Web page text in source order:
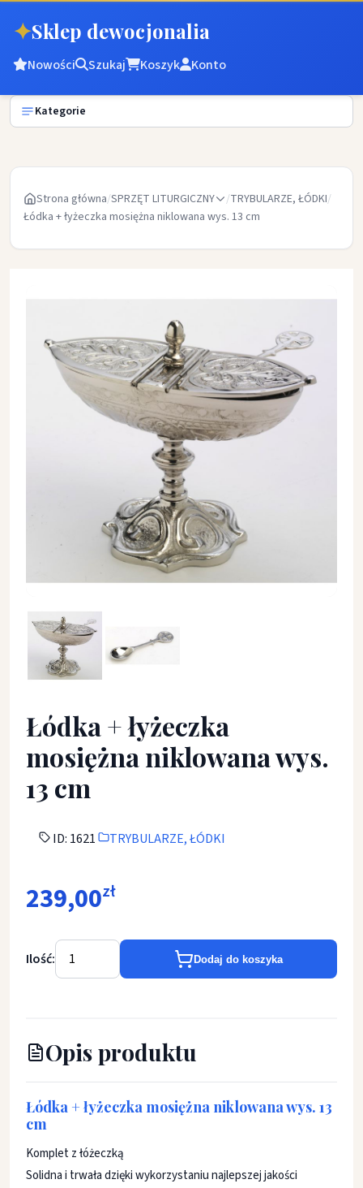
✦Sklep dewocjonalia
Nowości Szukaj Koszyk Konto
Kategorie
Strona główna/SPRZĘT LITURGICZNY /TRYBULARZE, ŁÓDKI/
Łódka + łyżeczka mosiężna niklowana wys. 13 cm
Łódka + łyżeczka
mosiężna niklowana wys.
13 cm
ID: 1621 TRYBULARZE, ŁÓDKI
239,00zł
Ilość: Dodaj do koszyka
Opis produktu
Łódka + łyżeczka mosiężna niklowana wys. 13
cm
Komplet z łóżeczką
Solidna i trwała dzięki wykorzystaniu najlepszej jakości